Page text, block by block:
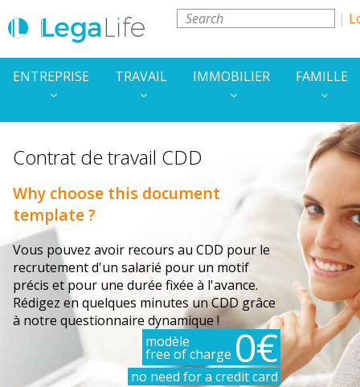
ENTREPRISE TRAVAIL IMMOBILIER FAMILLE
Contrat de travail CDD
Why choose this document
template ?
Vous pouvez avoir recours au CDD pour le
recrutement d'un salarié pour un motif
précis et pour une durée fixée à l'avance.
Rédigez en quelques minutes un CDD grâce
à notre questionnaire dynamique !
modèle
free of charge 0€
no need for a credit card